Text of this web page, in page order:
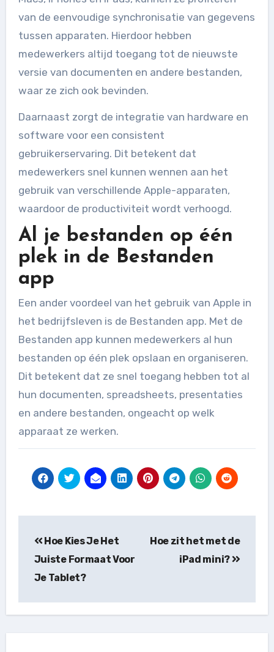
van de eenvoudige synchronisatie van gegevens
tussen apparaten. Hierdoor hebben
medewerkers altijd toegang tot de nieuwste
versie van documenten en andere bestanden,
waar ze zich ook bevinden.
Daarnaast zorgt de integratie van hardware en
software voor een consistent
gebruikerservaring. Dit betekent dat
medewerkers snel kunnen wennen aan het
gebruik van verschillende Apple-apparaten,
waardoor de productiviteit wordt verhoogd.
Al je bestanden op één
plek in de Bestanden
app
Een ander voordeel van het gebruik van Apple in
het bedrijfsleven is de Bestanden app. Met de
Bestanden app kunnen medewerkers al hun
bestanden op één plek opslaan en organiseren.
Dit betekent dat ze snel toegang hebben tot al
hun documenten, spreadsheets, presentaties
en andere bestanden, ongeacht op welk
apparaat ze werken.
navigatie
Hoe Kies Je Het
Juiste Formaat Voor
Je Tablet?
Hoe zit het met de
iPad mini?